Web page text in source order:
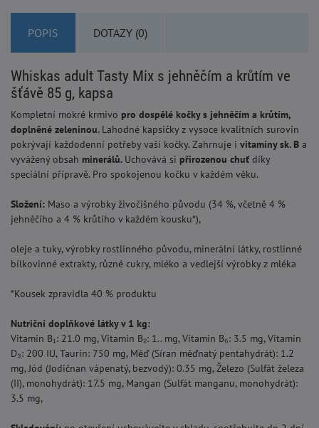
POPIS DOTAZY (0)
Whiskas adult Tasty Mix s jehněčím a krůtím ve
šťávě 85 g, kapsa
Kompletní mokré krmivo pro dospělé kočky s jehněčím a krůtím,
doplněné zeleninou. Lahodné kapsičky z vysoce kvalitních surovin
pokrývají každodenní potřeby vaší kočky. Zahrnuje i vitamíny sk. B a
vyvážený obsah minerálů. Uchovává si přirozenou chuť díky
speciální přípravě. Pro spokojenou kočku v každém věku.
Složení: Maso a výrobky živočišného původu (34 %, včetně 4 %
jehněčího a 4 % krůtího v každém kousku*),
oleje a tuky, výrobky rostlinného původu, minerální látky, rostlinné
bílkovinné extrakty, různé cukry, mléko a vedlejší výrobky z mléka
*Kousek zpravidla 40 % produktu
Nutriční doplňkové látky v 1 kg:
Vitamin B₁: 21.0 mg, Vitamin B₂: 1.. mg, Vitamin B₆: 3.5 mg, Vitamin
D₃: 200 IU, Taurin: 750 mg, Měď (Síran měďnatý pentahydrát): 1.2
mg, Jód (Jodičnan vápenatý, bezvodý): 0.35 mg, Železo (Sulfát železa
(II), monohydrát): 17.5 mg, Mangan (Sulfát manganu, monohydrát):
3.5 mg,